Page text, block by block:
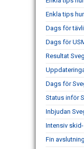
Enkla tips
Dags för
Dags för
Resultat
Dags för
Status inför
Inbjudan
Intensiv
Fin